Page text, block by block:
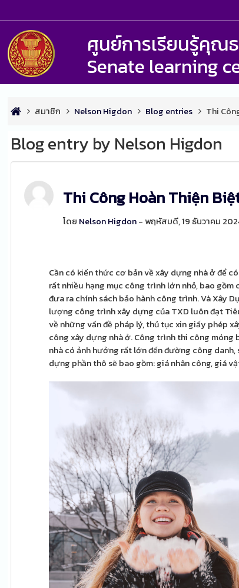
ศูนย์การเรียนรู้คุณ
Senate learning
สมาชิก Nelson Higdon Blog entries Thi
Blog entry by Nelson Higdon
Thi Công Hoàn Thiện
โดย Nelson Higdon- พฤหัสบดี, 19 ธันวาคม
Cần có kiến thức cơ bản về xây dựng nhà ở để
rất nhiều hạng mục công trình lớn nhỏ, bao
đưa ra chính sách bảo hành công trình. Và Xây
lượng công trình xây dựng của TXD luôn đạt
về những vấn đề pháp lý, thủ tục xin giấy phép
công xây dựng nhà ở. Công trình thi công
nhà có ảnh hưởng rất lớn đến đường công
dựng phần thô sẽ bao gồm: giá nhân công, giá